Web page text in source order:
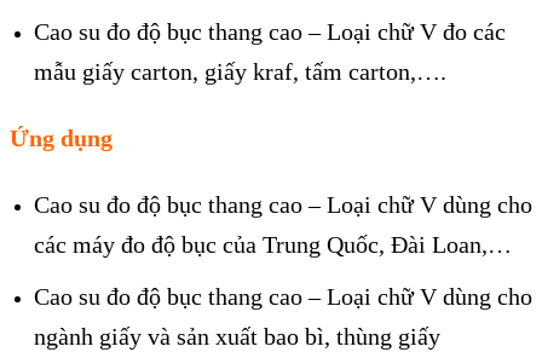
Cao su đo độ bục thang cao – Loại chữ V đo các
mẫu giấy carton, giấy kraf, tấm carton,….
Ứng dụng
Cao su đo độ bục thang cao – Loại chữ V dùng cho
các máy đo độ bục của Trung Quốc, Đài Loan,…
Cao su đo độ bục thang cao – Loại chữ V dùng cho
ngành giấy và sản xuất bao bì, thùng giấy